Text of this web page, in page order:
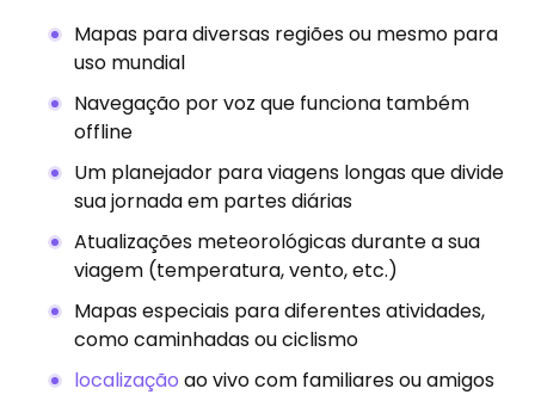
Mapas para diversas regiões ou mesmo para
uso mundial
Navegação por voz que funciona também
offline
Um planejador para viagens longas que divide
sua jornada em partes diárias
Atualizações meteorológicas durante a sua
viagem (temperatura, vento, etc.)
Mapas especiais para diferentes atividades,
como caminhadas ou ciclismo
localização ao vivo com familiares ou amigos